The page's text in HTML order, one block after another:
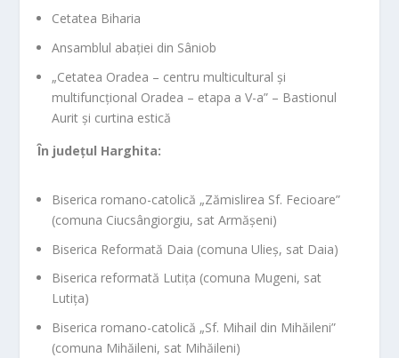
Cetatea Biharia
Ansamblul abației din Sâniob
„Cetatea Oradea – centru multicultural și
multifuncțional Oradea – etapa a V-a” – Bastionul
Aurit și curtina estică
În județul Harghita:
Biserica romano-catolică „Zămislirea Sf. Fecioare”
(comuna Ciucsângiorgiu, sat Armășeni)
Biserica Reformată Daia (comuna Ulieș, sat Daia)
Biserica reformată Lutița (comuna Mugeni, sat
Lutița)
Biserica romano-catolică „Sf. Mihail din Mihăileni”
(comuna Mihăileni, sat Mihăileni)